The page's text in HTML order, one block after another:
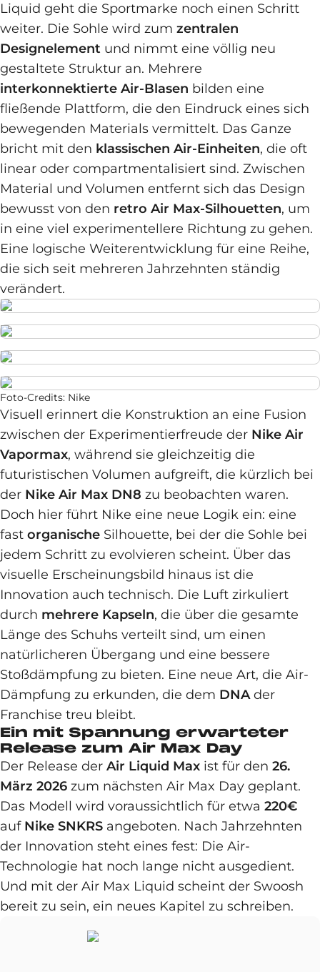
Liquid geht die Sportmarke noch einen Schritt
weiter. Die Sohle wird zum zentralen
Designelement und nimmt eine völlig neu
gestaltete Struktur an. Mehrere
interkonnektierte Air-Blasen bilden eine
fließende Plattform, die den Eindruck eines sich
bewegenden Materials vermittelt. Das Ganze
bricht mit den klassischen Air-Einheiten, die oft
linear oder compartmentalisiert sind. Zwischen
Material und Volumen entfernt sich das Design
bewusst von den retro Air Max-Silhouetten, um
in eine viel experimentellere Richtung zu gehen.
Eine logische Weiterentwicklung für eine Reihe,
die sich seit mehreren Jahrzehnten ständig
verändert.
Foto-Credits: Nike
Visuell erinnert die Konstruktion an eine Fusion
zwischen der Experimentierfreude der Nike Air
Vapormax, während sie gleichzeitig die
futuristischen Volumen aufgreift, die kürzlich bei
der Nike Air Max DN8 zu beobachten waren.
Doch hier führt Nike eine neue Logik ein: eine
fast organische Silhouette, bei der die Sohle bei
jedem Schritt zu evolvieren scheint. Über das
visuelle Erscheinungsbild hinaus ist die
Innovation auch technisch. Die Luft zirkuliert
durch mehrere Kapseln, die über die gesamte
Länge des Schuhs verteilt sind, um einen
natürlicheren Übergang und eine bessere
Stoßdämpfung zu bieten. Eine neue Art, die Air-
Dämpfung zu erkunden, die dem DNAder
Franchise treu bleibt.
Ein mit Spannung erwarteter
Release zum Air Max Day
Der Release der Air Liquid Max ist für den 26.
März 2026 zum nächsten Air Max Day geplant.
Das Modell wird voraussichtlich für etwa 220€
auf Nike SNKRS angeboten. Nach Jahrzehnten
der Innovation steht eines fest: Die Air-
Technologie hat noch lange nicht ausgedient.
Und mit der Air Max Liquid scheint der Swoosh
bereit zu sein, ein neues Kapitel zu schreiben.